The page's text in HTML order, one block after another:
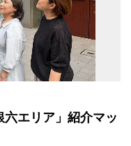
エリア」紹介マッ